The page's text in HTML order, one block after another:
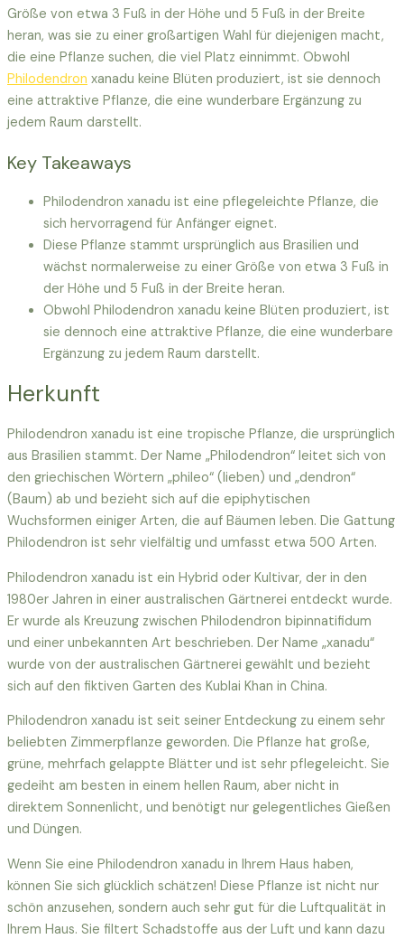
Größe von etwa 3 Fuß in der Höhe und 5 Fuß in der Breite
heran, was sie zu einer großartigen Wahl für diejenigen macht,
die eine Pflanze suchen, die viel Platz einnimmt. Obwohl
Philodendron xanadu keine Blüten produziert, ist sie dennoch
eine attraktive Pflanze, die eine wunderbare Ergänzung zu
jedem Raum darstellt.
Key Takeaways
Philodendron xanadu ist eine pflegeleichte Pflanze, die
sich hervorragend für Anfänger eignet.
Diese Pflanze stammt ursprünglich aus Brasilien und
wächst normalerweise zu einer Größe von etwa 3 Fuß in
der Höhe und 5 Fuß in der Breite heran.
Obwohl Philodendron xanadu keine Blüten produziert, ist
sie dennoch eine attraktive Pflanze, die eine wunderbare
Ergänzung zu jedem Raum darstellt.
Herkunft
Philodendron xanadu ist eine tropische Pflanze, die ursprünglich
aus Brasilien stammt. Der Name „Philodendron“ leitet sich von
den griechischen Wörtern „phileo“ (lieben) und „dendron“
(Baum) ab und bezieht sich auf die epiphytischen
Wuchsformen einiger Arten, die auf Bäumen leben. Die Gattung
Philodendron ist sehr vielfältig und umfasst etwa 500 Arten.
Philodendron xanadu ist ein Hybrid oder Kultivar, der in den
1980er Jahren in einer australischen Gärtnerei entdeckt wurde.
Er wurde als Kreuzung zwischen Philodendron bipinnatifidum
und einer unbekannten Art beschrieben. Der Name „xanadu“
wurde von der australischen Gärtnerei gewählt und bezieht
sich auf den fiktiven Garten des Kublai Khan in China.
Philodendron xanadu ist seit seiner Entdeckung zu einem sehr
beliebten Zimmerpflanze geworden. Die Pflanze hat große,
grüne, mehrfach gelappte Blätter und ist sehr pflegeleicht. Sie
gedeiht am besten in einem hellen Raum, aber nicht in
direktem Sonnenlicht, und benötigt nur gelegentliches Gießen
und Düngen.
Wenn Sie eine Philodendron xanadu in Ihrem Haus haben,
können Sie sich glücklich schätzen! Diese Pflanze ist nicht nur
schön anzusehen, sondern auch sehr gut für die Luftqualität in
Ihrem Haus. Sie filtert Schadstoffe aus der Luft und kann dazu